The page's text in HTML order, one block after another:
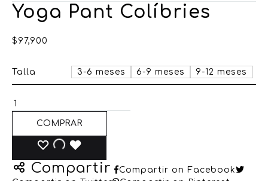
Yoga Pant Colíbries
$ 97,900
Talla 3-6 meses 6-9 meses 9-12 meses
COMPRAR
Compartir
Compartir on Facebook